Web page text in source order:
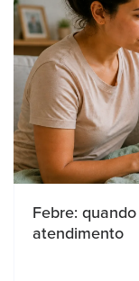
Febre:
atendimento